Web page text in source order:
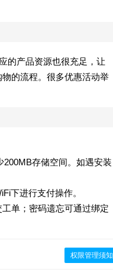
的产品资源也很充足，让
的流程。很多优惠活动举
存储空间。如遇安装
下进行支付操作。
单；密码遗忘可通过绑定
权限管理须知